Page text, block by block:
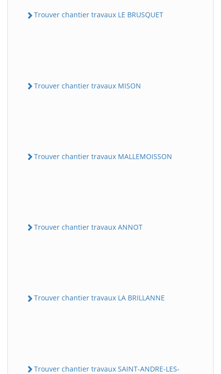
Trouver chantier travaux LE BRUSQUET
Trouver chantier travaux MISON
Trouver chantier travaux MALLEMOISSON
Trouver chantier travaux ANNOT
Trouver chantier travaux LA BRILLANNE
Trouver chantier travaux SAINT-ANDRE-LES-